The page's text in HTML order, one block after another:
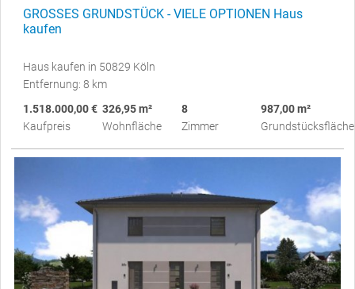
GROSSES GRUNDSTÜCK - VIELE OPTIONEN Haus
kaufen
Haus kaufen in 50829 Köln
Entfernung: 8 km
1.518.000,00 €
Kaufpreis
326,95 m²
Wohnfläche
8
Zimmer
987,00 m²
Grundstücksfläche